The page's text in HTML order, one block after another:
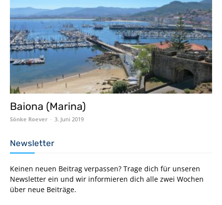
Baiona (Marina)
Sönke Roever - 3. Juni 2019
Newsletter
Keinen neuen Beitrag verpassen? Trage dich für unseren
Newsletter ein und wir informieren dich alle zwei Wochen
über neue Beiträge.